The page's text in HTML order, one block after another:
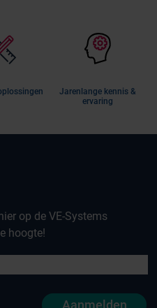
Jarenlange kennis &
ervaring
op de VE-Systems
hoogte!
Aanmelden